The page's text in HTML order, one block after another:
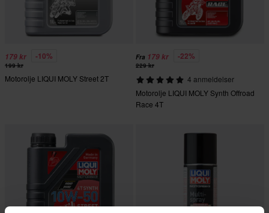
179 kr -10%
199 kr
Motorolje LIQUI MOLY Street 2T
Fra 179 kr -22%
229 kr
4 anmeldelser
Motorolje LIQUI MOLY Synth Offroad
Race 4T